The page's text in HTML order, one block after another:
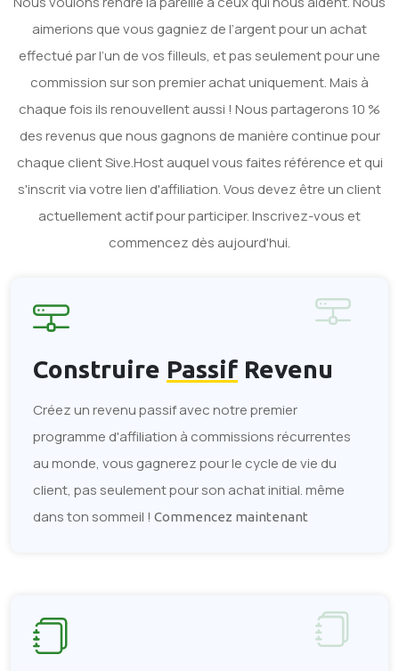
aimerions que vous gagniez de l’argent pour un achat
effectué par l’un de vos filleuls, et pas seulement pour une
commission sur son premier achat uniquement. Mais à
chaque fois ils renouvellent aussi ! Nous partagerons 10 %
des revenus que nous gagnons de manière continue pour
chaque client Sive.Host auquel vous faites référence et qui
s'inscrit via votre lien d'affiliation. Vous devez être un client
actuellement actif pour participer. Inscrivez-vous et
commencez dès aujourd'hui.
Construire Passif Revenu
Créez un revenu passif avec notre premier
programme d'affiliation à commissions récurrentes
au monde, vous gagnerez pour le cycle de vie du
client, pas seulement pour son achat initial. même
dans ton sommeil ! Commencez maintenant